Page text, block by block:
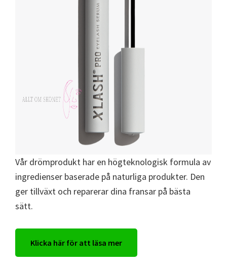
Vår drömprodukt har en högteknologisk formula av
ingredienser baserade på naturliga produkter. Den
ger tillväxt och reparerar dina fransar på bästa
sätt.
Klicka här för att läsa mer